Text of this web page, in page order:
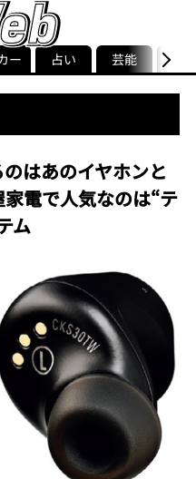
smart最新号
記事一覧ランキング
ストリ
ー 占い 芸能 グル
はあのイヤホンと
電で人気なのは“テ
ム